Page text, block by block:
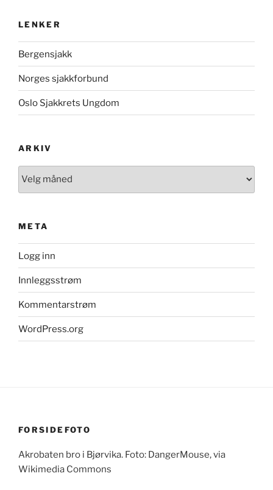
LENKER
Bergensjakk
Norges sjakkforbund
Oslo Sjakkrets Ungdom
ARKIV
META
Logg inn
Innleggsstrøm
Kommentarstrøm
WordPress.org
FORSIDEFOTO
Akrobaten bro i Bjørvika. Foto: DangerMouse, via
Wikimedia Commons